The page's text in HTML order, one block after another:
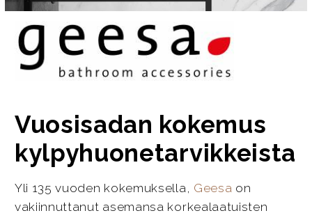
Vuosisadan kokemus
kylpyhuonetarvikkeista
Yli 135 vuoden kokemuksella, Geesa on
vakiinnuttanut asemansa korkealaatuisten